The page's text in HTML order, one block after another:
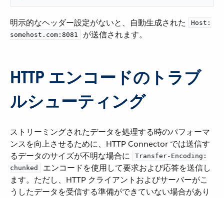
明示的なヘッダー設定がないと、自動生成された ​
Host:
somehost.com:8081
​ が送信されます。
HTTP エンコードのトラブ
ルシューティング
ストリーミングされたデータを処理する時のパフォーマ
ンスを向上させるために、HTTP Connector では送信す
るデータのサイズが不明な場合に ​
Transfer-Encoding:
chunked
​ エンコードを使用して要求および応答を送信し
ます。ただし、HTTP クライアントおよびサーバーがこ
うしたデータを受信する準備ができていない場合があり